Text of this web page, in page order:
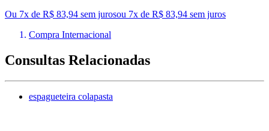
Ou 7x de R$ 83,94 sem jurosou 7x de R$ 83,94 sem juros
Compra Internacional
Consultas Relacionadas
espagueteira colapasta